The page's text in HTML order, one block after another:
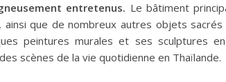
entretenus. Le bâtiment
ainsi que de nombreux autres objets
peintures murales et ses sculptures
scènes de la vie quotidienne en Thaïlande.